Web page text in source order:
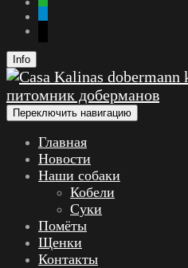
Info
Переключить навигацию
Главная
Новости
Наши собаки
Кобели
Суки
Помёты
Щенки
Контакты